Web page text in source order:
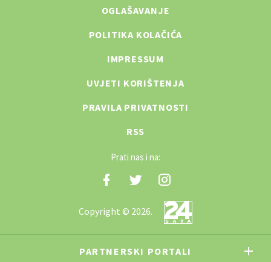
OGLAŠAVANJE
POLITIKA KOLAČIĆA
IMPRESSUM
UVJETI KORIŠTENJA
PRAVILA PRIVATNOSTI
RSS
Prati nas i na:
Copyright © 2026.
PARTNERSKI PORTALI